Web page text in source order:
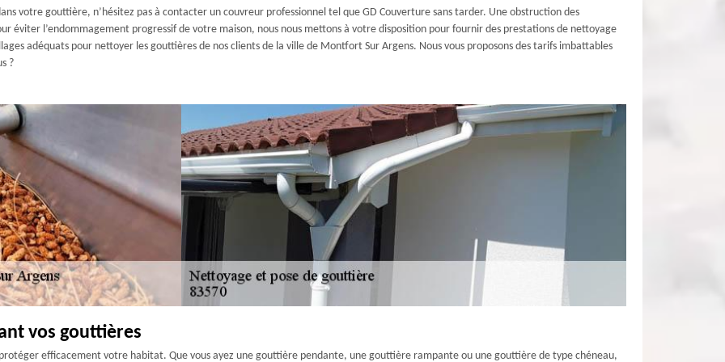
votre gouttière, n’hésitez pas à contacter un couvreur professionnel tel que GD Couverture sans tarder. Une obstruction des
éviter l’endommagement progressif de votre maison, nous nous mettons à votre disposition pour fournir des prestations de nettoyage
adéquats pour nettoyer les gouttières de nos clients de la ville de Montfort Sur Argens. Nous vous proposons des tarifs imbattables
?
vos gouttières
efficacement votre habitat. Que vous ayez une gouttière pendante, une gouttière rampante ou une gouttière de type chéneau,